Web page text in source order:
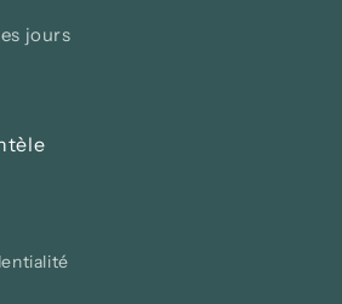
jours